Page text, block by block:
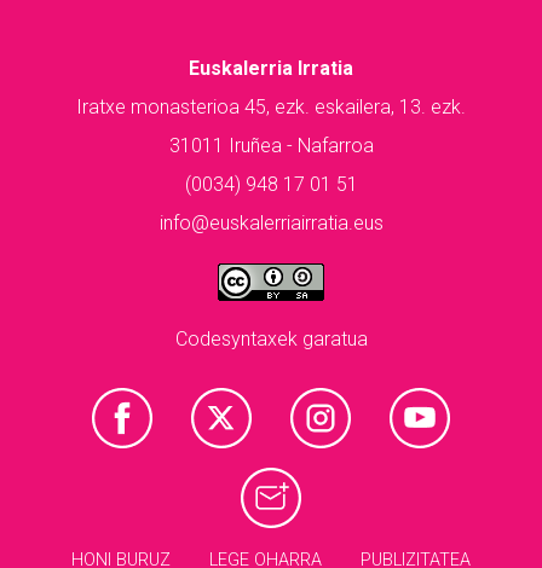
Euskalerria Irratia
Iratxe monasterioa 45, ezk. eskailera, 13. ezk.
31011 Iruñea - Nafarroa
(0034) 948 17 01 51
info@euskalerriairratia.eus
Codesyntaxek garatua
HONI BURUZ LEGE OHARRA PUBLIZITATEA